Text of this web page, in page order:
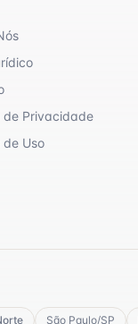
de Privacidade
de Uso
São Paulo/SP